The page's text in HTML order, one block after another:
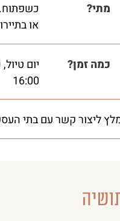
מתי?
או
כמה זמן?
16:00
ליצור קשר עם בתי